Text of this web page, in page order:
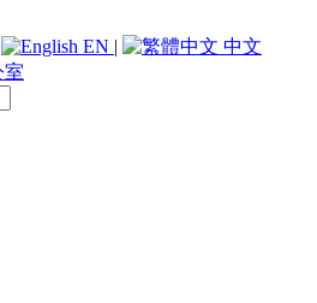
EN | 中文